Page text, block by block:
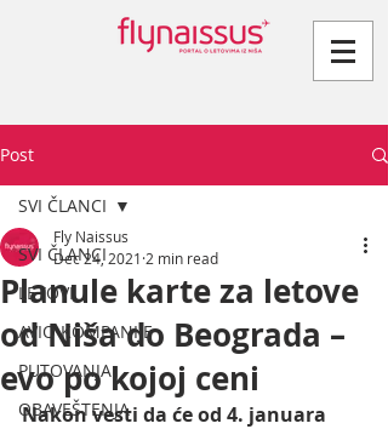
Post
SVI ČLANCI
LETOVI
AVIO KOMPANIJE
PUTOVANJA
OBAVEŠTENJA
SVI ČLANCI
Planule karte za letove
od Niša do Beograda –
evo po kojoj ceni
Fly Naissus
Dec 24, 2021 2 min read
Nakon vesti da će od 4. januara